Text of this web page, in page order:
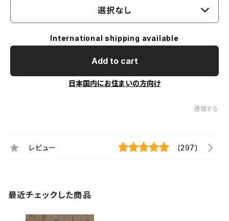
選択なし
International shipping available
Add to cart
日本国内にお住まいの方向け
通報する
レビュー (297)
最近チェックした商品